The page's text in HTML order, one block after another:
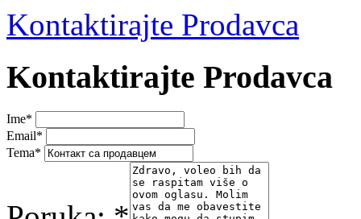
Kontaktirajte Prodavca
Kontaktirajte Prodavca
Ime*
Email*
Tema*